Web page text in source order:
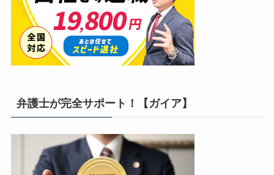
弁護士が完全サポート！【ガイア】